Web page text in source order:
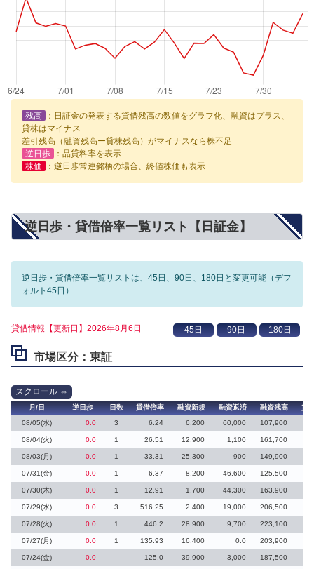
残高
：日証金の発表する貸借残高の数値をグラフ化、融資はプラス、
貸株はマイナス
差引残高（融資残高ー貸株残高）がマイナスなら株不足
逆日歩
：品貸料率を表示
株価
：逆日歩常連銘柄の場合、終値株価も表示
逆日歩・貸借倍率一覧リスト【日証金】
逆日歩・貸借倍率一覧リストは、45日、90日、180日と変更可能（デフ
ォルト45日）
貸借情報【更新日】2026年8月6日
市場区分：東証
月/日 逆日歩 日数 貸借倍率 融資新規 融資返済 融資残高
貸
08/05(水)
0.0 3 6.24 6,200 60,000 107,900
08/04(火) 0.0 1 26.51 12,900 1,100 161,700
08/03(月) 0.0 1 33.31 25,300 900 149,900
07/31(金) 0.0 1 6.37 8,200 46,600 125,500
07/30(木) 0.0 1 12.91 1,700 44,300 163,900
07/29(水) 0.0 3 516.25 2,400 19,000 206,500
07/28(火) 0.0 1 446.2 28,900 9,700 223,100
07/27(月) 0.0 1 135.93 16,400 0.0 203,900
07/24(金) 0.0 125.0 39,900 3,000 187,500